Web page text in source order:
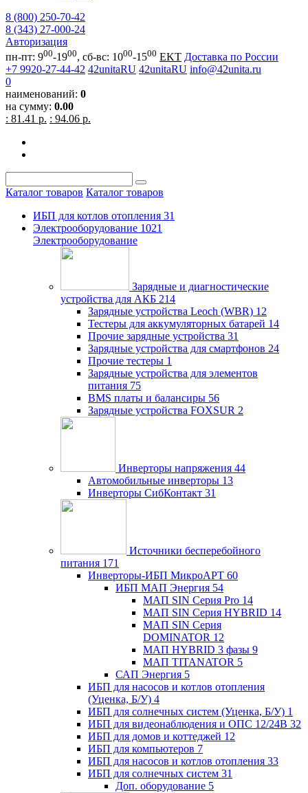
8 (800) 250-70-42
8 (343) 27-000-24
Авторизация
пн-пт: 900-1900, сб-вс: 1000-1500 EKT Доставка по России
+7 9920-27-44-42 42unitaRU 42unitaRU info@42unita.ru
0
наименований: 0
на сумму: 0.00
: 81.41 р. : 94.06 р.
Каталог товаров Каталог товаров
ИБП для котлов отопления 31
Электрооборудование 1021
Электрооборудование
Зарядные и диагностические
устройства для АКБ 214
Зарядные устройства Leoch (WBR) 12
Тестеры для аккумуляторных батарей 14
Прочие зарядные устройства 31
Зарядные устройства для смартфонов 24
Прочие тестеры 1
Зарядные устройства для элементов
питания 75
BMS платы и балансиры 56
Зарядные устройства FOXSUR 2
Инверторы напряжения 44
Автомобильные инверторы 13
Инверторы СибКонтакт 31
Источники бесперебойного
питания 171
Инверторы-ИБП МикроАРТ 60
ИБП МАП Энергия 54
МАП SIN Серия Pro 14
МАП SIN Серия HYBRID 14
МАП SIN Серия
DOMINATOR 12
МАП HYBRID 3 фазы 9
МАП TITANATOR 5
САП Энергия 5
ИБП для насосов и котлов отопления
(Уценка, Б/У) 4
ИБП для солнечных систем (Уценка, Б/У) 1
ИБП для видеонаблюдения и ОПС 12/24В 32
ИБП для домов и коттеджей 12
ИБП для компьютеров 7
ИБП для насосов и котлов отопления 33
ИБП для солнечных систем 31
Доп. оборудование 5